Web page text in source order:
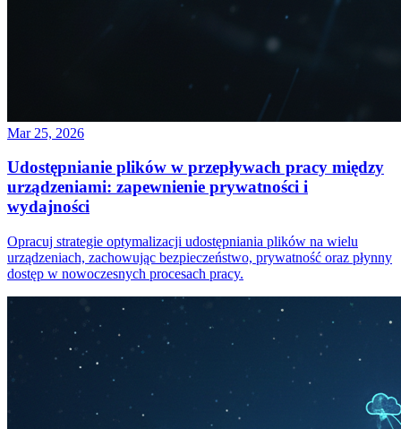
Mar 25, 2026
Udostępnianie plików w przepływach pracy między
urządzeniami: zapewnienie prywatności i
wydajności
Opracuj strategie optymalizacji udostępniania plików na wielu
urządzeniach, zachowując bezpieczeństwo, prywatność oraz płynny
dostęp w nowoczesnych procesach pracy.